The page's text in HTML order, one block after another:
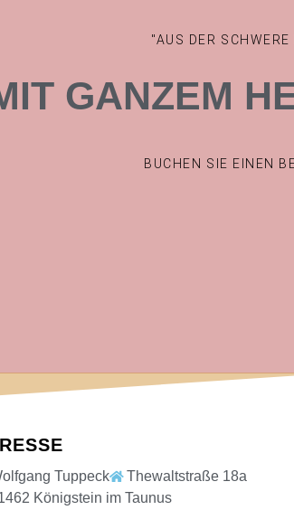
"AUS DER
GANZEM
BUCHEN SIE EINEN
Tuppeck
Thewaltstraße 18a
Königstein im Taunus